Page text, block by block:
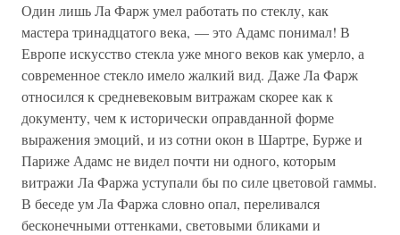
Один лишь Ла Фарж умел работать по стеклу, как
мастера тринадцатого века, — это Адамс понимал! В
Европе искусство стекла уже много веков как умерло, а
современное стекло имело жалкий вид. Даже Ла Фарж
относился к средневековым витражам скорее как к
документу, чем к исторически оправданной форме
выражения эмоций, и из сотни окон в Шартре, Бурже и
Париже Адамс не видел почти ни одного, которым
витражи Ла Фаржа уступали бы по силе цветовой гаммы.
В беседе ум Ла Фаржа словно опал, переливался
бесконечными оттенками, световыми бликами и